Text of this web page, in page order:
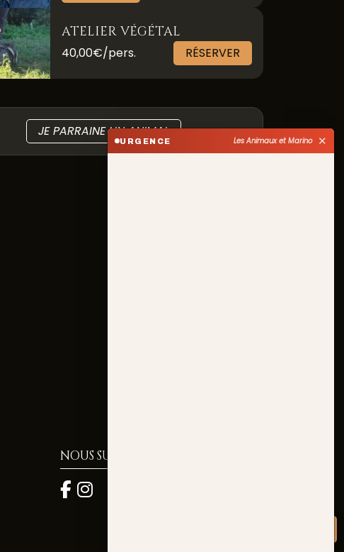
ATELIER VÉGÉTAL
40,00€/pers. RÉSERVER
JE PARRAINE UN ANIMAL
NOUS SUIVRE
URGENCE Les Animaux et Marino ✕